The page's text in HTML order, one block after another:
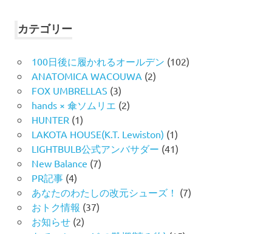
カテゴリー
100日後に履かれるオールデン (102)
ANATOMICA WACOUWA (2)
FOX UMBRELLAS (3)
hands × 傘ソムリエ (2)
HUNTER (1)
LAKOTA HOUSE(K.T. Lewiston) (1)
LIGHTBULB公式アンバサダー (41)
New Balance (7)
PR記事(4)
あなたのわたしの改元シューズ！ (7)
おトク情報 (37)
お知らせ(2)